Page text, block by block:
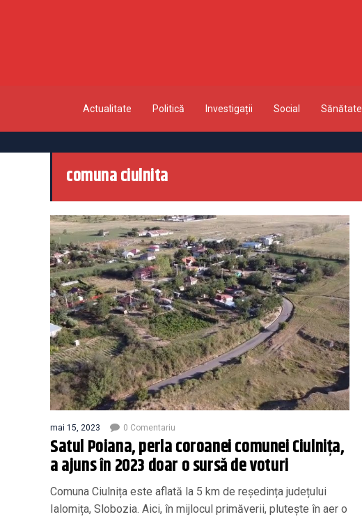
Actualitate Politică Investigații Social Sănătate
comuna ciulnita
mai 15, 2023 0 Comentariu
Satul Poiana, perla coroanei comunei Ciulnița,
a ajuns în 2023 doar o sursă de voturi
Comuna Ciulnița este aflată la 5 km de reședința județului
Ialomița, Slobozia. Aici, în mijlocul primăverii, plutește în aer o